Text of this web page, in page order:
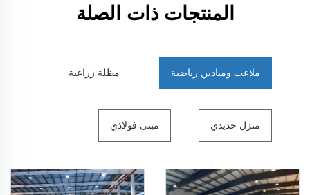
المنتجات ذات الصلة
ملاعب وميادين رياضية مظلة زراعية
منزل حديدي مبنى فولاذي